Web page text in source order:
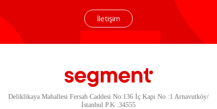
İletişim
Deliklikaya Mahallesi Fersah Caddesi No:136 İç Kapı No :1 Arnavutköy/
İstanbul P.K :34555